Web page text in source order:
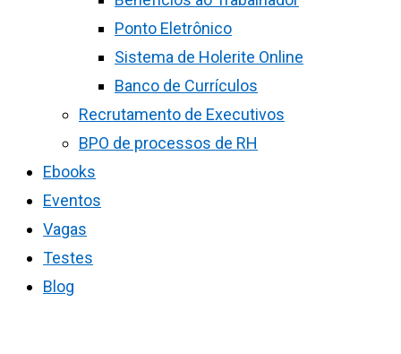
Ponto Eletrônico
Sistema de Holerite Online
Banco de Currículos
Recrutamento de Executivos
BPO de processos de RH
Ebooks
Eventos
Vagas
Testes
Blog